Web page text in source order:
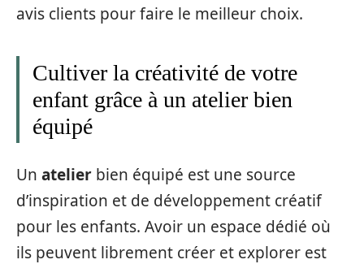
avis clients pour faire le meilleur choix.
Cultiver la créativité de votre
enfant grâce à un atelier bien
équipé
Un atelier bien équipé est une source
d’inspiration et de développement créatif
pour les enfants. Avoir un espace dédié où
ils peuvent librement créer et explorer est